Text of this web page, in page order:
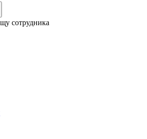
сотрудника